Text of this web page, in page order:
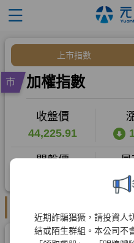
近期詐騙猖獗，請投資人
結或陌生群組。本公司不